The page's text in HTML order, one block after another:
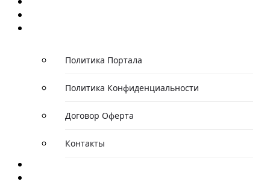
Политика Портала
Политика Конфиденциальности
Договор Оферта
Контакты